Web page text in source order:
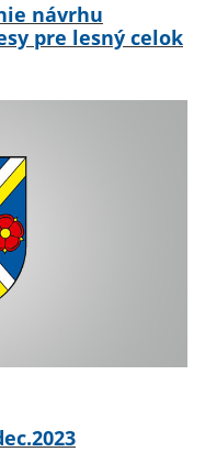
návrhu
pre lesný celok